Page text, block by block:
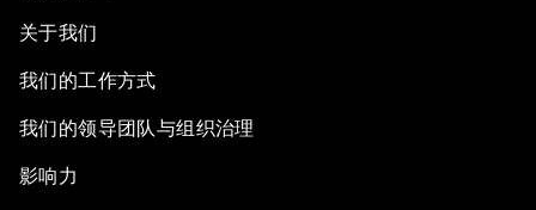
关于我们
我们的工作方式
我们的领导团队与组织治理
影响力